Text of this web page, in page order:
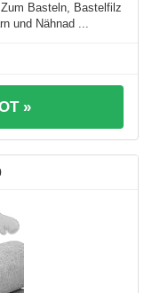
Basteln, Bastelfilz
und Nähnad ...
»